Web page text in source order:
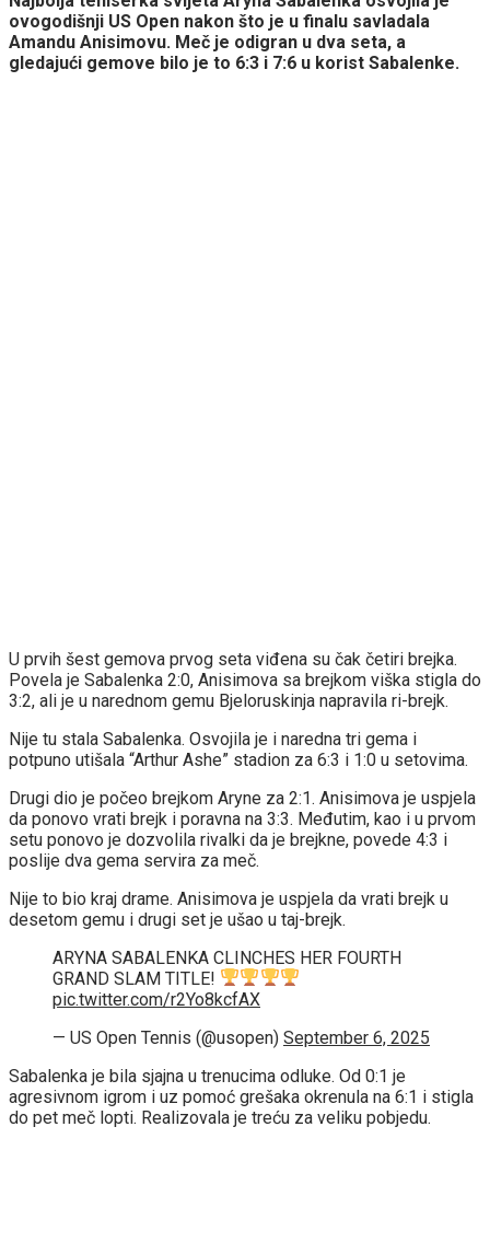
ovogodišnji US Open nakon što je u finalu savladala
Amandu Anisimovu. Meč je odigran u dva seta, a
gledajući gemove bilo je to 6:3 i 7:6 u korist Sabalenke.
U prvih šest gemova prvog seta viđena su čak četiri brejka.
Povela je Sabalenka 2:0, Anisimova sa brejkom viška stigla do
3:2, ali je u narednom gemu Bjeloruskinja napravila ri-brejk.
Nije tu stala Sabalenka. Osvojila je i naredna tri gema i
potpuno utišala “Arthur Ashe” stadion za 6:3 i 1:0 u setovima.
Drugi dio je počeo brejkom Aryne za 2:1. Anisimova je uspjela
da ponovo vrati brejk i poravna na 3:3. Međutim, kao i u prvom
setu ponovo je dozvolila rivalki da je brejkne, povede 4:3 i
poslije dva gema servira za meč.
Nije to bio kraj drame. Anisimova je uspjela da vrati brejk u
desetom gemu i drugi set je ušao u taj-brejk.
ARYNA SABALENKA CLINCHES HER FOURTH
GRAND SLAM TITLE!
pic.twitter.com/r2Yo8kcfAX
— US Open Tennis (@usopen) September 6, 2025
Sabalenka je bila sjajna u trenucima odluke. Od 0:1 je
agresivnom igrom i uz pomoć grešaka okrenula na 6:1 i stigla
do pet meč lopti. Realizovala je treću za veliku pobjedu.